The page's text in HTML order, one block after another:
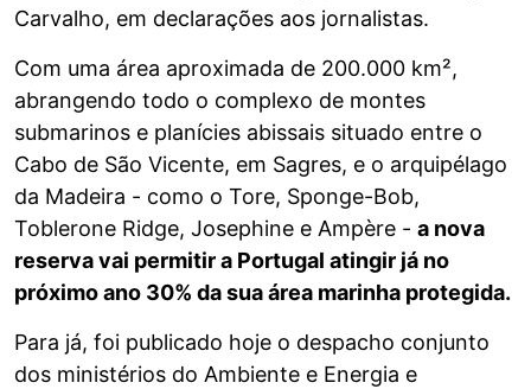
Carvalho, em declarações aos jornalistas.
Com uma área aproximada de 200.000 km²,
abrangendo todo o complexo de montes
submarinos e planícies abissais situado entre o
Cabo de São Vicente, em Sagres, e o arquipélago
da Madeira - como o Tore, Sponge-Bob,
Toblerone Ridge, Josephine e Ampère - a nova
reserva vai permitir a Portugal atingir já no
próximo ano 30% da sua área marinha protegida.
Para já, foi publicado hoje o despacho conjunto
dos ministérios do Ambiente e Energia e